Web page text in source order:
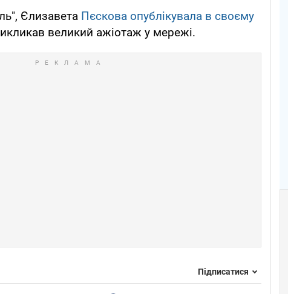
Єлизавета Пєскова опублікувала в своєму
великий ажіотаж у мережі.
Підписатися